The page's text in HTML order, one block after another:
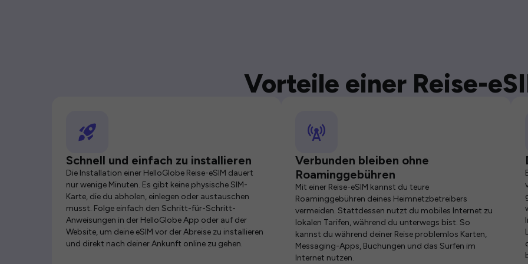
Vorteile einer Reise-
Schnell und einfach zu installieren
Die Installation einer HelloGlobe Reise-eSIM dauert
nur wenige Minuten. Es gibt keine physische SIM-
Karte, die du abholen, einlegen oder austauschen
musst. Folge einfach den Schritt-für-Schritt-
Anweisungen in der HelloGlobe App oder auf der
Website, um deine eSIM vor der Abreise zu installieren
und direkt nach deiner Ankunft online zu gehen.
Verbunden bleiben ohne
Roaminggebühren
Mit einer Reise-eSIM kannst du teure
Roaminggebühren deines Heimnetzbetreibers
vermeiden. Stattdessen nutzt du mobiles Internet zu
lokalen Tarifen, während du unterwegs bist. So
kannst du während deiner Reise problemlos Karten,
Messaging-Apps, Buchungen und das Surfen im
Internet nutzen.